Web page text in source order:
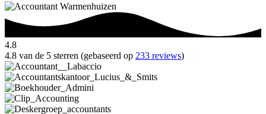
4.8
4.8 van de 5 sterren (gebaseerd op 233 reviews)